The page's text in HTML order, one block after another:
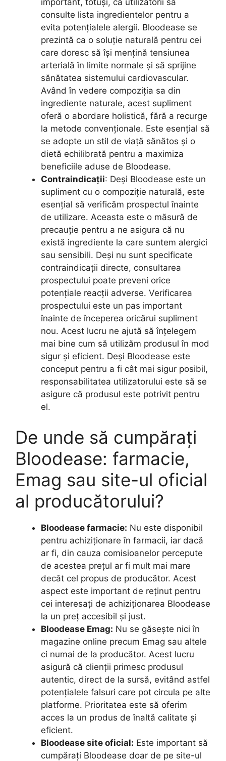
important, totuși, ca utilizatorii să
consulte lista ingredientelor pentru a
evita potențialele alergii. Bloodease se
prezintă ca o soluție naturală pentru cei
care doresc să își mențină tensiunea
arterială în limite normale și să sprijine
sănătatea sistemului cardiovascular.
Având în vedere compoziția sa din
ingrediente naturale, acest supliment
oferă o abordare holistică, fără a recurge
la metode convenționale. Este esențial să
se adopte un stil de viață sănătos și o
dietă echilibrată pentru a maximiza
beneficiile aduse de Bloodease.
Contraindicații: Deși Bloodease este un
supliment cu o compoziție naturală, este
esențial să verificăm prospectul înainte
de utilizare. Aceasta este o măsură de
precauție pentru a ne asigura că nu
există ingrediente la care suntem alergici
sau sensibili. Deși nu sunt specificate
contraindicații directe, consultarea
prospectului poate preveni orice
potențiale reacții adverse. Verificarea
prospectului este un pas important
înainte de începerea oricărui supliment
nou. Acest lucru ne ajută să înțelegem
mai bine cum să utilizăm produsul în mod
sigur și eficient. Deși Bloodease este
conceput pentru a fi cât mai sigur posibil,
responsabilitatea utilizatorului este să se
asigure că produsul este potrivit pentru
el.
De unde să cumpărați
Bloodease: farmacie,
Emag sau site-ul oficial
al producătorului?
Bloodease farmacie: Nu este disponibil
pentru achiziționare în farmacii, iar dacă
ar fi, din cauza comisioanelor percepute
de acestea prețul ar fi mult mai mare
decât cel propus de producător. Acest
aspect este important de reținut pentru
cei interesați de achiziționarea Bloodease
la un preț accesibil și just.
Bloodease Emag: Nu se găsește nici în
magazine online precum Emag sau altele
ci numai de la producător. Acest lucru
asigură că clienții primesc produsul
autentic, direct de la sursă, evitând astfel
potențialele falsuri care pot circula pe alte
platforme. Prioritatea este să oferim
acces la un produs de înaltă calitate și
eficient.
Bloodease site oficial: Este important să
cumpărați Bloodease doar de pe site-ul